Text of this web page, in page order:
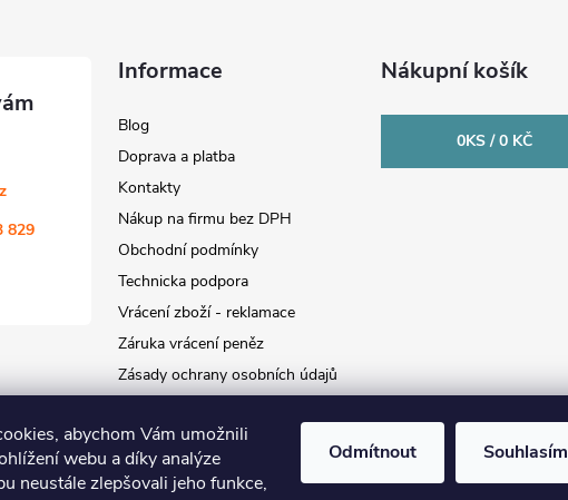
abychom Vám umožnili
webu a díky analýze
neustále zlepšovali jeho funkce,
Odmítnout Souhlasím
829
Informace
Blog
Doprava a platba
Kontakty
Nákup na firmu bez DPH
Obchodní podmínky
Technicka podpora
Vrácení zboží - reklamace
Záruka vrácení peněz
Zásady ochrany osobních údajů
Nákupní košík
0KS /0 KČ